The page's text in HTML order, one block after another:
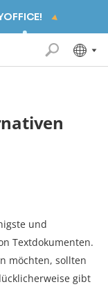
und
Textdokumenten.
möchten, sollten
gibt